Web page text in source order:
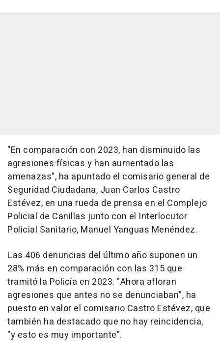
"En comparación con 2023, han disminuido las
agresiones físicas y han aumentado las
amenazas", ha apuntado el comisario general de
Seguridad Ciudadana, Juan Carlos Castro
Estévez, en una rueda de prensa en el Complejo
Policial de Canillas junto con el Interlocutor
Policial Sanitario, Manuel Yanguas Menéndez.
Las 406 denuncias del último año suponen un
28% más en comparación con las 315 que
tramitó la Policía en 2023. "Ahora afloran
agresiones que antes no se denunciaban", ha
puesto en valor el comisario Castro Estévez, que
también ha destacado que no hay reincidencia,
"y esto es muy importante".